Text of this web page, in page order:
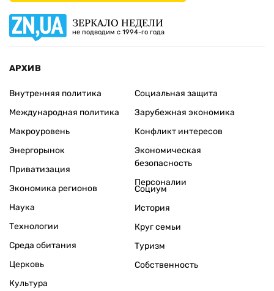
ЗЕРКАЛО НЕДЕЛИ
не подводим с 1994-го года
АРХИВ
Внутренняя политика
Международная политика
Макроуровень
Энергорынок
Приватизация
Экономика регионов
Социальная защита
Зарубежная экономика
Конфликт интересов
Экономическая
безопасность
Персоналии
Наука
Технологии
Среда обитания
Церковь
Культура
Социум
История
Круг семьи
Туризм
Собственность